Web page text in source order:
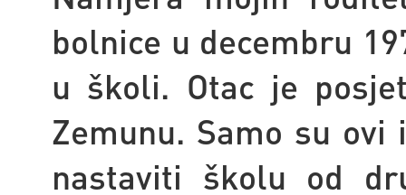
bolnice u decembru
u školi. Otac je
Zemunu. Samo su
nastaviti školu od